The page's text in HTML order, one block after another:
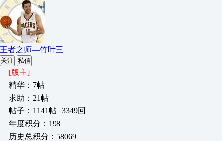
王者之师—竹叶三
关注 私信
[版主]
精华：7帖
求助：21帖
帖子：1141帖 | 3349回
年度积分：198
历史总积分：58069